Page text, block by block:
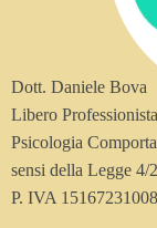
Dott. Daniele Bova
Libero
Psicologia
sensi della Legge 4/
P. IVA 15167231008